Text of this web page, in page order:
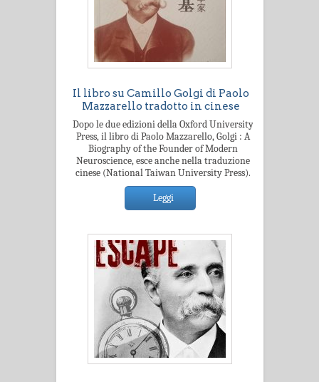
Il libro su Camillo Golgi di Paolo
Mazzarello tradotto in cinese
Dopo le due edizioni della Oxford University
Press, il libro di Paolo Mazzarello, Golgi : A
Biography of the Founder of Modern
Neuroscience, esce anche nella traduzione
cinese (National Taiwan University Press).
Leggi